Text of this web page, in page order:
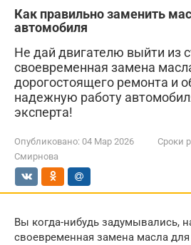
Как правильно заменить
автомобиля
Не дай двигателю выйти из
своевременная замена
дорогостоящего ремонта и
надежную работу
эксперта!
Опубликовано: 04 Мар 2026 Сроки
Смирнова
Вы когда-нибудь задумывались,
своевременная замена масла